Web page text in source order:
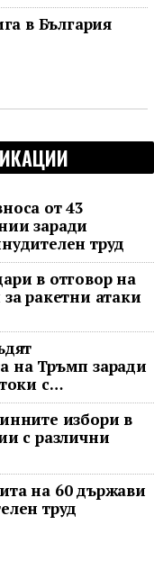
в България
от 43
заради
труд
в отговор на
ракетни атаки
на Тръмп заради
с
избори в
с различни
на 60 държави
труд